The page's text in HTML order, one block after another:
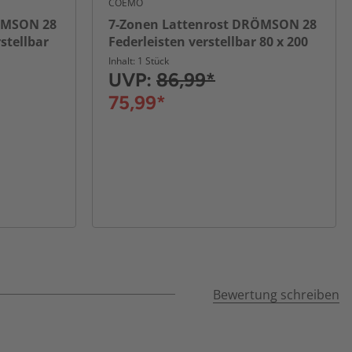
28
COEMO
7-Zonen Lattenrost DRÖMSON 28
Federleisten verstellbar 80 x 200
cm
Inhalt: 1 Stück
UVP: 86,99*
75,99*
Bewertung schreiben